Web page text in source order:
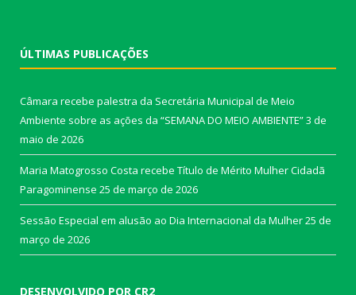
ÚLTIMAS PUBLICAÇÕES
Câmara recebe palestra da Secretária Municipal de Meio
Ambiente sobre as ações da “SEMANA DO MEIO AMBIENTE”3 de
maio de 2026
Maria Matogrosso Costa recebe Título de Mérito Mulher Cidadã
Paragominense 25 de março de 2026
Sessão Especial em alusão ao Dia Internacional da Mulher25 de
março de 2026
DESENVOLVIDO POR CR2